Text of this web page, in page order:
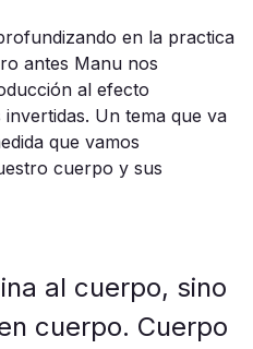
en la practica
antes Manu nos
al efecto
Un tema que va
que vamos
cuerpo y sus
al cuerpo, sino
cuerpo. Cuerpo